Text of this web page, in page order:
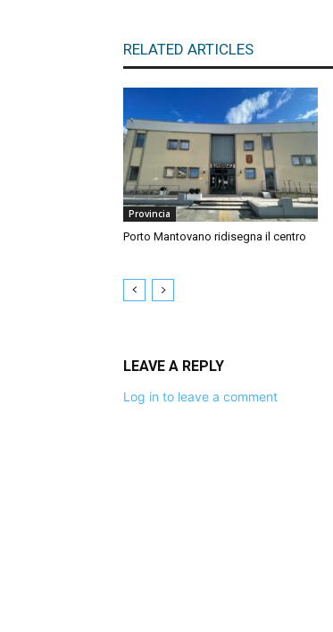
RELATED ARTICLES
Provincia
Porto Mantovano ridisegna il centro
LEAVE A REPLY
Log in to leave a comment